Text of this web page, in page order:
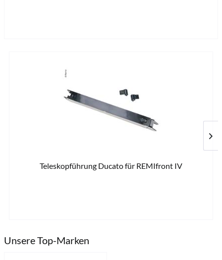
Teleskopführung Ducato für REMIfront IV
Unsere Top-Marken